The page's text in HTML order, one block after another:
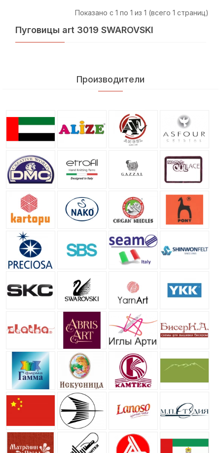
Показано с 1 по 1 из 1 (всего 1 страниц)
Пуговицы art 3019 SWAROVSKI
Производители